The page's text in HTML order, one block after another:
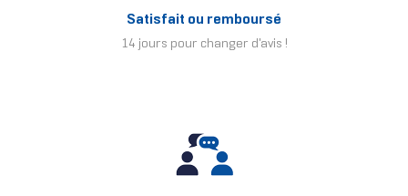
Satisfait ou remboursé
14 jours pour changer d'avis !